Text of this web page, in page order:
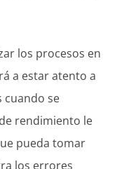
los procesos en
a estar atento a
cuando se
rendimiento le
pueda tomar
los errores